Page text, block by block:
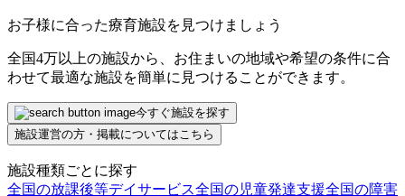
お子様に合った療育施設を見つけましょう
全国4万以上の施設から、お住まいの地域や希望の条件に合
わせて最適な施設を簡単に見つけることができます。
今すぐ施設を探す
施設運営の方・掲載についてはこちら
施設種類ごとに探す
全国の放課後等デイサービス全国の児童発達支援全国の障害